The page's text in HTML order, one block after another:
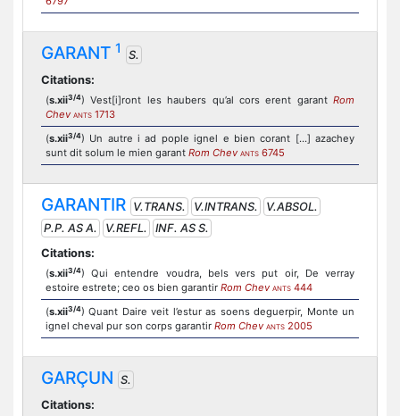
GARANT 1
S.
Citations:
(s.xii3/4) Vest[i]ront les haubers qu’al cors erent garant Rom
Chev ANTS 1713
(s.xii3/4) Un autre i ad pople ignel e bien corant [...] azachey
sunt dit solum le mien garant Rom Chev ANTS 6745
GARANTIR V.TRANS. V.INTRANS.
V.ABSOL.
P.P. AS A.
V.REFL.
INF. AS S.
Citations:
(s.xii3/4) Qui entendre voudra, bels vers put oir, De verray
estoire estrete; ceo os bien garantir Rom Chev ANTS 444
(s.xii3/4) Quant Daire veit l’estur as soens deguerpir, Monte un
ignel cheval pur son corps garantir Rom Chev ANTS 2005
GARÇUN S.
Citations: